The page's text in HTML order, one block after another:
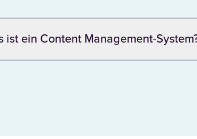
ist ein Content Management-